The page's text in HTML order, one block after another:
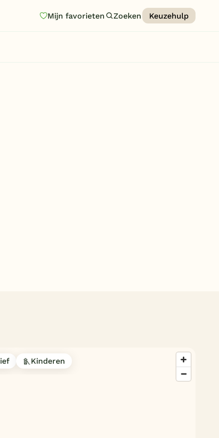
Mijn favorieten Zoeken Keuzehulp
Kinderen